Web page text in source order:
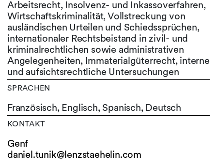
Arbeitsrecht, Insolvenz- und Inkassoverfahren,
Wirtschaftskriminalität, Vollstreckung von
ausländischen Urteilen und Schiedssprüchen,
internationaler Rechtsbeistand in zivil- und
kriminalrechtlichen sowie administrativen
Angelegenheiten, Immaterialgüterrecht, interne
und aufsichtsrechtliche Untersuchungen
SPRACHEN
Französisch, Englisch, Spanisch, Deutsch
KONTAKT
Genf
daniel.tunik@lenzstaehelin.com